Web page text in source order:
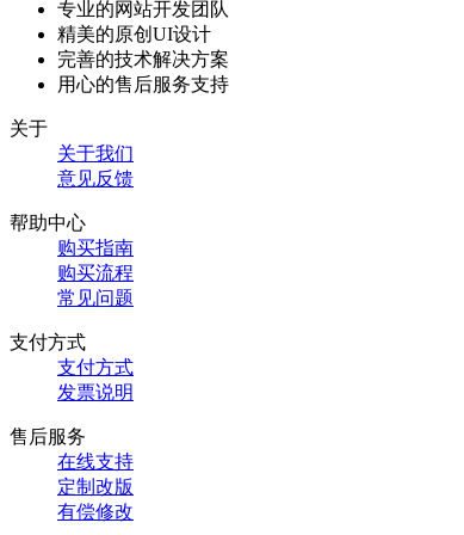
专业的网站开发团队
精美的原创UI设计
完善的技术解决方案
用心的售后服务支持
关于
关于我们
意见反馈
帮助中心
购买指南
购买流程
常见问题
支付方式
支付方式
发票说明
售后服务
在线支持
定制改版
有偿修改